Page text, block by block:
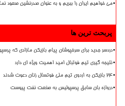
می خواهیم ایران را ببریم و به عنوان صدرنشین صعود
پربحث ترین ها
دردسر جدید برای سرخپوشان پیام بازیکن مازادی که
نتیجه گیری تیم فوتبال امید اهمیت ویژه ای دارد
۲۴ بازیکن به اردوی تیم ملی فوتسال زنان دعوت شدند
دروازه بان سابق پرسپولیس به صنعت نفت پیوست